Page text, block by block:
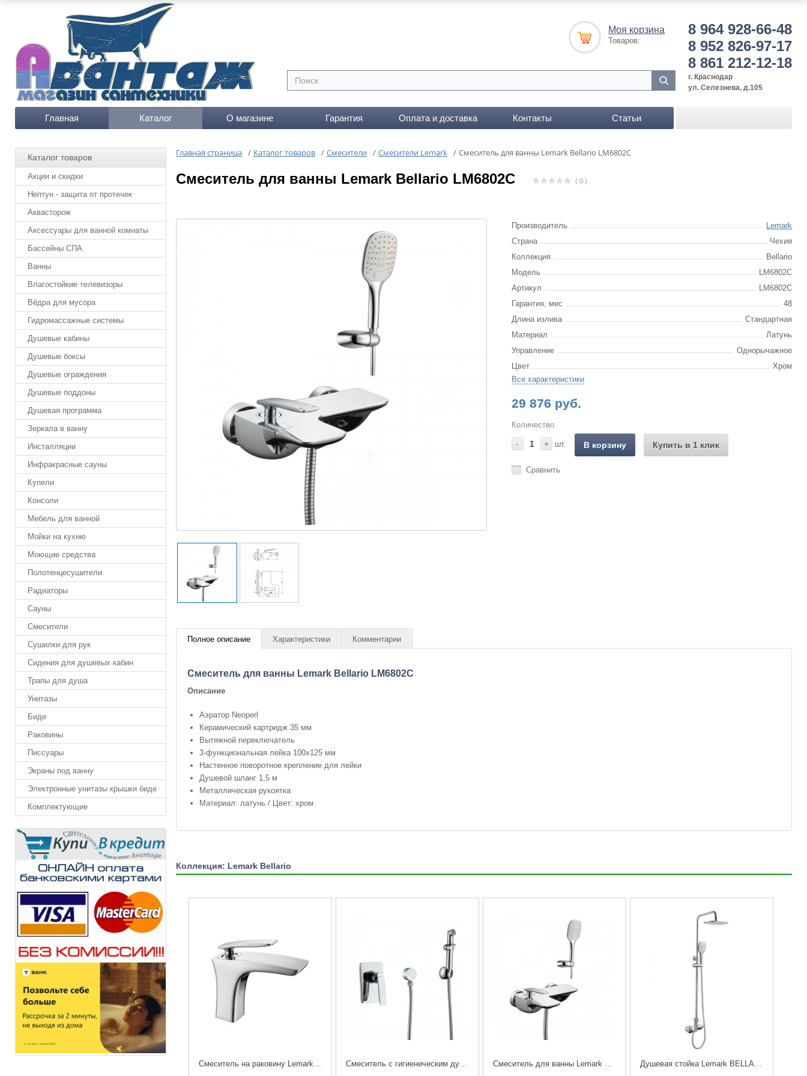
8 964 928-66-48
8 952 826-97-17
8 861 212-12-18
г. Краснодар
ул. Селезнева, д.105
Моя корзина
Товаров:
Главная Каталог О магазине Гарантия Оплата и доставка Контакты Статьи
Каталог товаров
Акции и скидки
Нептун - защита от протечек
Аквасторож
Аксессуары для ванной комнаты
Бассейны СПА
Ванны
Влагостойкие телевизоры
Вёдра для мусора
Гидромассажные системы
Душевые кабины
Душевые боксы
Душевые ограждения
Душевые поддоны
Душевая программа
Зеркала в ванну
Инсталляции
Инфракрасные сауны
Купели
Консоли
Мебель для ванной
Мойки на кухню
Моющие средства
Полотенцесушители
Радиаторы
Сауны
Смесители
Сушилки для рук
Сидения для душевых кабин
Трапы для душа
Унитазы
Биде
Раковины
Писсуары
Экраны под ванну
Электронные унитазы крышки биде
Комплектующие
Главная страница / Каталог товаров / Смесители / Смесители Lemark / Cмеситель для ванны Lemark Bellario LM6802C
Cмеситель для ванны Lemark Bellario LM6802C ( 0 )
Производитель
Lemark
Страна
Чехия
Коллекция
Bellario
Модель
LM6802C
Артикул
LM6802C
Гарантия, мес
48
Длина излива
Стандартная
Материал
Латунь
Управление
Однорычажное
Цвет
Хром
Все характеристики
29 876 руб.
Количество
- + шт. В корзину Купить в 1 клик
Сравнить
Полное описание Характеристики Комментарии
Cмеситель для ванны Lemark Bellario LM6802C
Описание
Аэратор Neoperl
Керамический картридж 35 мм
Вытяжной переключатель
3-функциональная лейка 100x125 мм
Настенное поворотное крепление для лейки
Душевой шланг 1,5 м
Металлическая рукоятка
Материал: латунь / Цвет: хром
Коллекция: Lemark Bellario
Cмеситель на раковину Lemark Bellario LM6806C Cмеситель с гигиеническим душем, встраиваемый Lemark Bellario LM6819C Cмеситель для ванны Lemark Bellario LM6802C Душевая стойка Lemark BELLARIO LM6862C